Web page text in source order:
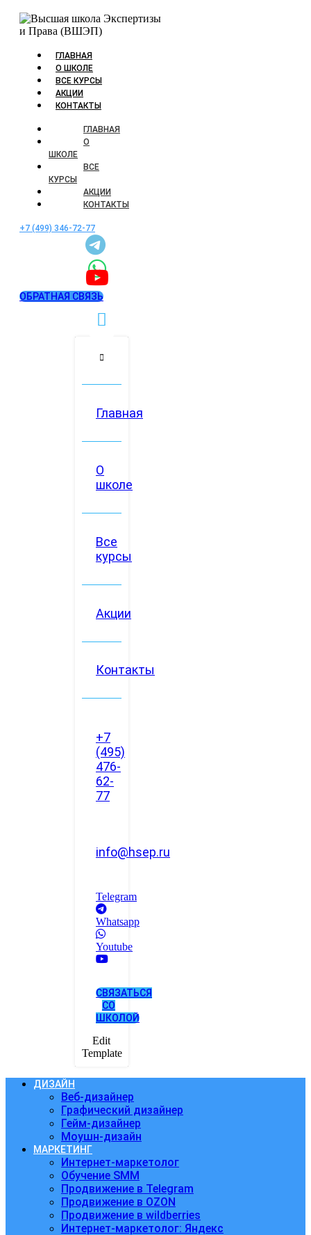
ГЛАВНАЯ
О ШКОЛЕ
ВСЕ КУРСЫ
АКЦИИ
КОНТАКТЫ
ГЛАВНАЯ
О
ШКОЛЕ
ВСЕ
КУРСЫ
АКЦИИ
КОНТАКТЫ
+7 (499) 346-72-77
ОБРАТНАЯ СВЯЗЬ
Главная
О
школе
Все
курсы
Акции
Контакты
+7
(495)
476-
62-
77
info@hsep.ru
Telegram
Whatsapp
Youtube
СВЯЗАТЬСЯ
СО
ШКОЛОЙ
Edit
Template
ДИЗАЙН
Веб-дизайнер
Графический дизайнер
Гейм-дизайнер
Моушн-дизайн
МАРКЕТИНГ
Интернет-маркетолог
Обучение SMM
Продвижение в Telegram
Продвижение в OZON
Продвижение в wildberries
Интернет-маркетолог: Яндекс